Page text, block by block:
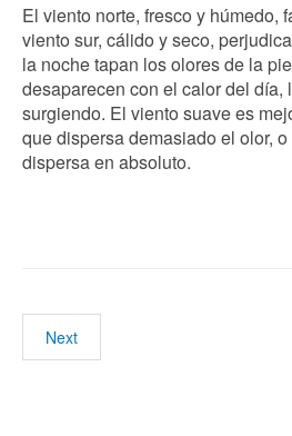
El viento norte, fresco y húmedo,
viento sur, cálido y seco,
la noche tapan los olores de la
desaparecen con el calor del día,
surgiendo. El viento suave es
que dispersa demasiado el olor,
dispersa en absoluto.
Next